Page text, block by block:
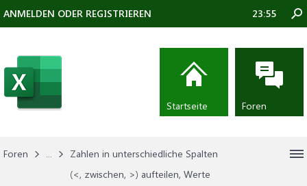
Foren ...
Zahlen in unterschiedliche Spalten
(<, zwischen, >) aufteilen, Werte
ANMELDEN ODER REGISTRIEREN 23:55
Startseite Foren